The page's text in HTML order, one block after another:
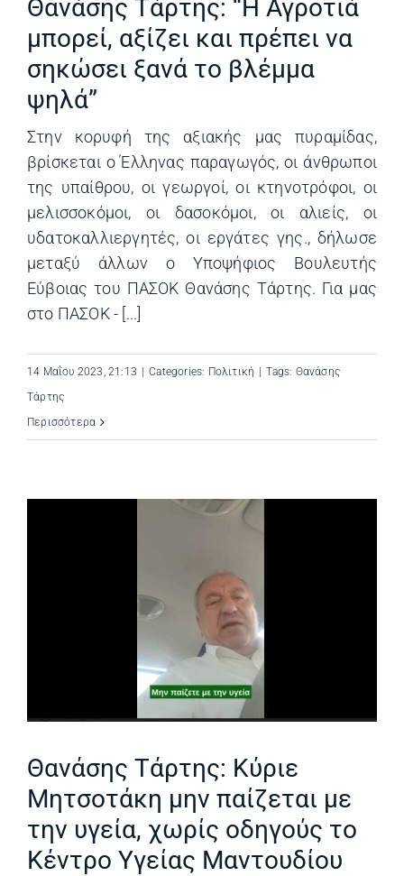
Θανάσης Τάρτης: “Η Αγροτιά
μπορεί, αξίζει και πρέπει να
σηκώσει ξανά το βλέμμα
ψηλά”
Στην κορυφή της αξιακής μας πυραμίδας,
βρίσκεται ο Έλληνας παραγωγός, οι άνθρωποι
της υπαίθρου, οι γεωργοί, οι κτηνοτρόφοι, οι
μελισσοκόμοι, οι δασοκόμοι, οι αλιείς, οι
υδατοκαλλιεργητές, οι εργάτες γης., δήλωσε
μεταξύ άλλων ο Υποψήφιος Βουλευτής
Εύβοιας του ΠΑΣΟΚ Θανάσης Τάρτης. Για μας
στο ΠΑΣΟΚ - [...]
14 Μαΐου 2023, 21:13 Categories: Πολιτική Tags: Θανάσης
Τάρτης
Περισσότερα
Θανάσης Τάρτης: Κύριε
Μητσοτάκη μην παίζεται με
την υγεία, χωρίς οδηγούς το
Κέντρο Υγείας Μαντουδίου